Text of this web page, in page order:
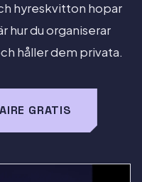
hyreskvitton hopar
hur du organiserar
håller dem privata.
GRATIS